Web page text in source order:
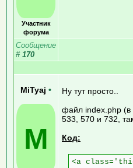
Участник
форума
Сообщение
# 170
MiTyaj •
M
Ну тут просто..
файл index.php (в
533, 570 и 732,
Код:
<a